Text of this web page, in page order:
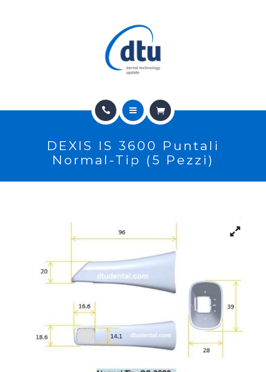
ASSISTENZA
CHI SIAMO
PRODOTTI
CONTATTI
ASSISTENZA
DEXIS IS 3600 Puntali
Normal-Tip (5 Pezzi)